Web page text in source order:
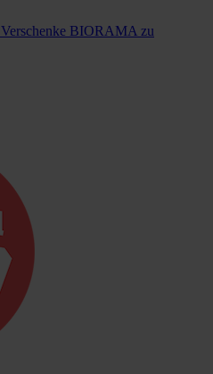
Verschenke BIORAMA zu